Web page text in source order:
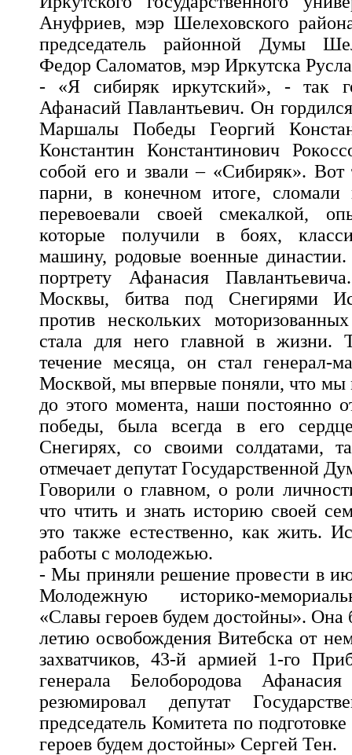
Ануфриев, мэр Шелеховского
председатель районной Думы
Федор Саломатов, мэр Иркутска
- «Я сибиряк иркутский», - так
Афанасий Павлантьевич. Он
Маршалы Победы Георгий
Константин Константинович
собой его и звали – «Сибиряк». Вот
парни, в конечном итоге,
перевоевали своей смекалкой,
которые получили в боях,
машину, родовые военные
портрету Афанасия
Москвы, битва под Снегирями
против нескольких
стала для него главной в жизни.
течение месяца, он стал генерал-
Москвой, мы впервые поняли, что мы
до этого момента, наши постоянно
победы, была всегда в его
Снегирях, со своими солдатами,
отмечает депутат Государственной
Говорили о главном, о роли
что чтить и знать историю своей
это также естественно, как жить.
работы с молодежью.
- Мы приняли решение провести в
Молодежную историко-
«Славы героев будем достойны». Она
летию освобождения Витебска от
захватчиков, 43-й армией 1-го
генерала Белобородова
резюмировал депутат
председатель Комитета по
героев будем достойны» Сергей Тен.